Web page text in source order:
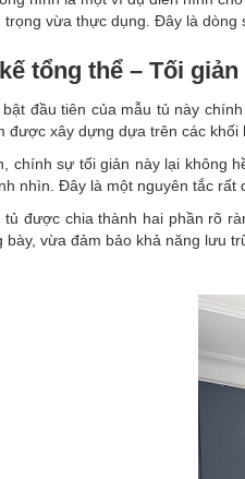
trọng vừa thực dụng. Đây là dòng
tổng thể – Tối
đầu tiên của mẫu tủ này
được xây dựng dựa trên các khối
chính sự tối giản này lại không
nhìn. Đây là một nguyên tắc rất
tủ được chia thành hai phần rõ
bày, vừa đảm bảo khả năng lưu